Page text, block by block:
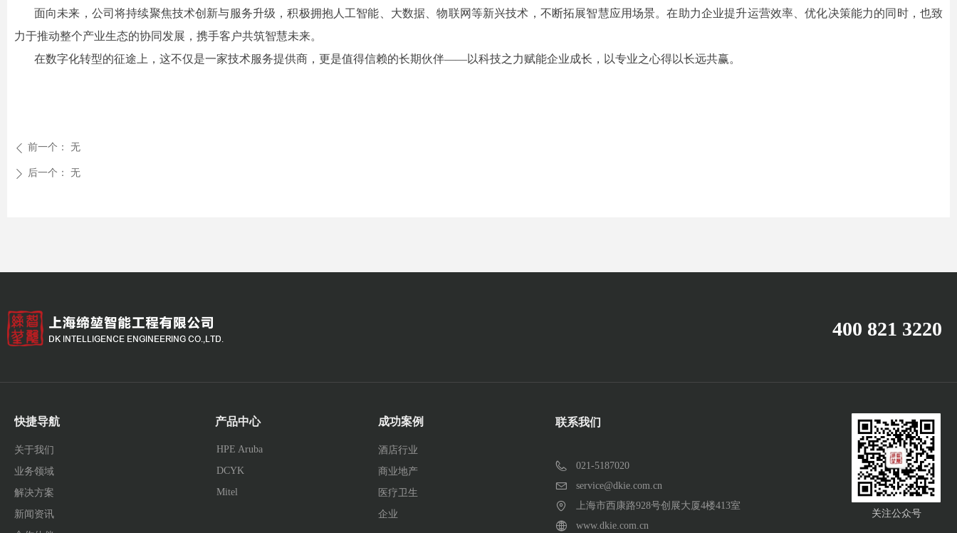
面向未来，公司将持续聚焦技术创新与服务升级，积极拥抱人工智能、大数据、物联网等新兴技术，不断拓展智慧应用场景。在助力企业提升运营效率、优化决策能力的同时，也致
力于推动整个产业生态的协同发展，携手客户共筑智慧未来。
在数字化转型的征途上，这不仅是一家技术服务提供商，更是值得信赖的长期伙伴——以科技之力赋能企业成长，以专业之心得以长远共赢。
ꄴ 前一个： 无
ꄲ 后一个： 无
联系我们
021-5187020
service@dkie.com.cn
上海市西康路928号创展大厦4楼413室
www.dkie.com.cn
关于我们
业务领域
解决方案
新闻资讯
快捷导航 产品中心
HPE Aruba
DCYK
Mitel
400 821 3220
关注公众号
酒店行业
商业地产
医疗卫生
企业
成功案例